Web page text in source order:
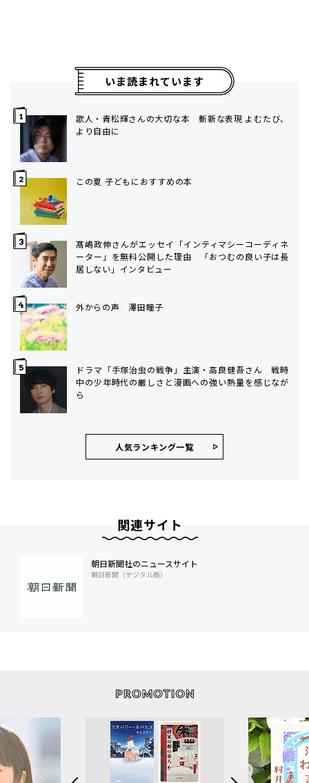
いま読まれています
歌人・青松輝さんの大切な本 斬新な表現 よむたび、
より自由に
この夏 子どもにおすすめの本
髙嶋政伸さんがエッセイ「インティマシーコーディネ
ーター」を無料公開した理由 「おつむの良い子は長
居しない」インタビュー
外からの声 澤田瞳子
ドラマ「手塚治虫の戦争」主演・高良健吾さん 戦時
中の少年時代の厳しさと漫画への強い熱量を感じなが
ら
人気ランキング⼀覧
関連サイト
朝日新聞社のニュースサイト
朝日新聞（デジタル版）